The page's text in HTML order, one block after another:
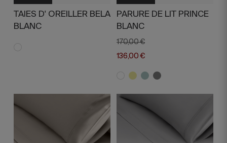
TAIES D' OREILLER BELA
BLANC
PARURE DE LIT PRINCE
BLANC
170,00 €
136,00 €